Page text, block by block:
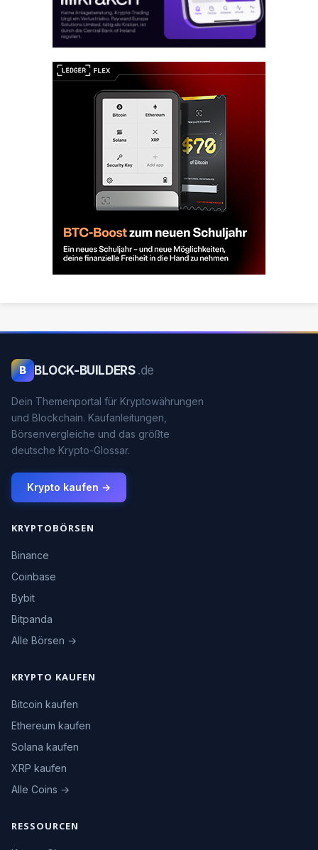
B BLOCK-BUILDERS .de
Dein Themenportal für Kryptowährungen
und Blockchain. Kaufanleitungen,
Börsenvergleiche und das größte
deutsche Krypto-Glossar.
Krypto kaufen →
KRYPTOBÖRSEN
Binance
Coinbase
Bybit
Bitpanda
Alle Börsen →
KRYPTO KAUFEN
Bitcoin kaufen
Ethereum kaufen
Solana kaufen
XRP kaufen
Alle Coins →
RESSOURCEN